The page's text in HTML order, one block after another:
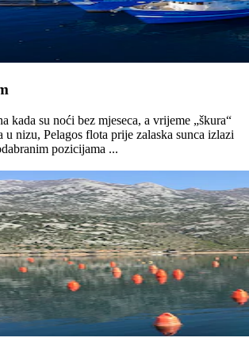
kada su noći bez mjeseca, a vrijeme „škura“
u nizu, Pelagos flota prije zalaska sunca izlazi
pozicijama ...